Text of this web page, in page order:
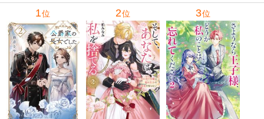
1位 2位 3位